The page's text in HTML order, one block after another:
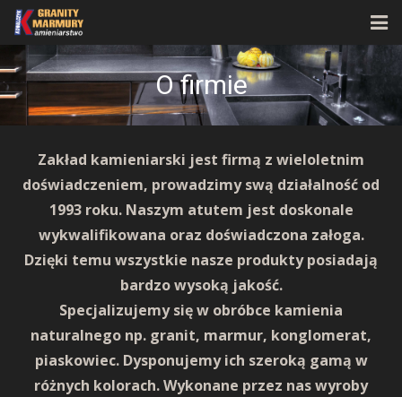
Strona główna
O firmie
Realizacje
Kontakt
O firmie
Zakład kamieniarski jest firmą z wieloletnim
doświadczeniem, prowadzimy swą działalność od
1993 roku. Naszym atutem jest doskonale
wykwalifikowana oraz doświadczona załoga.
Dzięki temu wszystkie nasze produkty posiadają
bardzo wysoką jakość.
Specjalizujemy się w obróbce kamienia
naturalnego np. granit, marmur, konglomerat,
piaskowiec. Dysponujemy ich szeroką gamą w
różnych kolorach. Wykonane przez nas wyroby